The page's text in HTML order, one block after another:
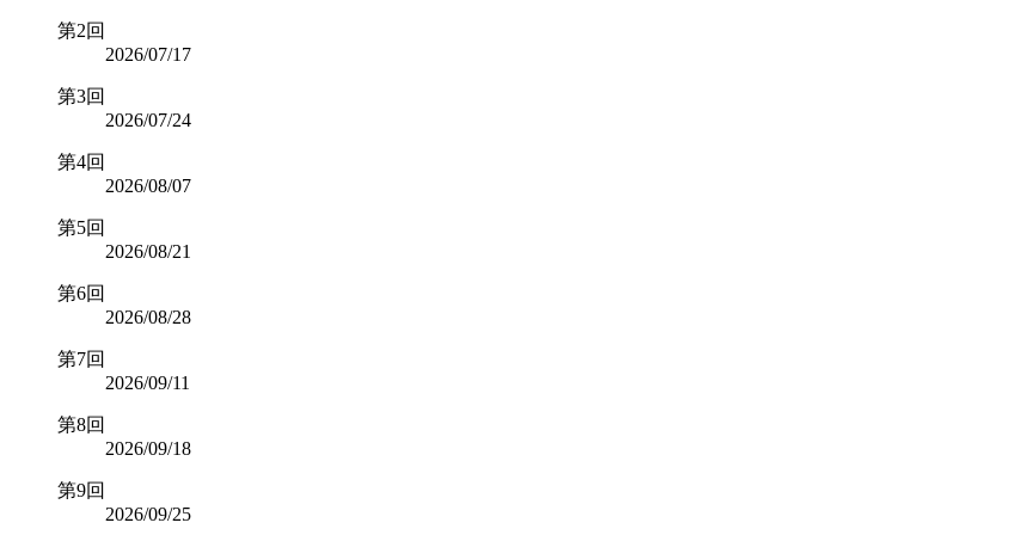
第2回
2026/07/17
第3回
2026/07/24
第4回
2026/08/07
第5回
2026/08/21
第6回
2026/08/28
第7回
2026/09/11
第8回
2026/09/18
第9回
2026/09/25